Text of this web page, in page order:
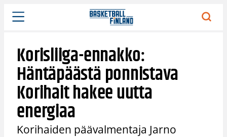
Siirry
sisältöön
Korisliiga-ennakko:
Häntäpäästä ponnistava
Korihait hakee uutta
energiaa
Korihaiden päävalmentaja Jarno